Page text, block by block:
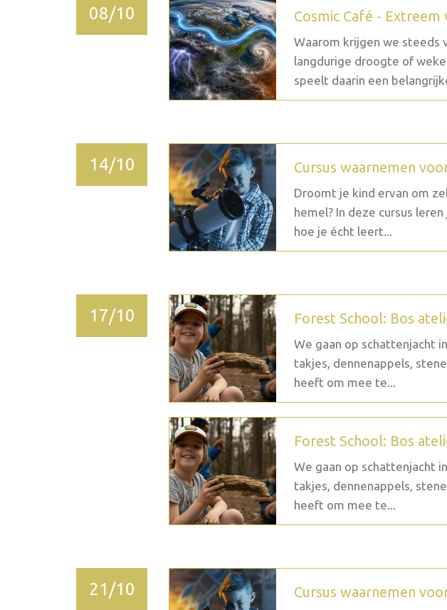
08/10 Cosmic Café -
Waarom krijgen we
langdurige droogte of
speelt daarin een
14/10 Cursus waarnemen
Droomt je kind ervan om
hemel? In deze cursus
hoe je écht leert...
17/10 Forest School: Bos
We gaan op schattenjacht
takjes, dennenappels,
heeft om mee te...
Forest School: Bos
We gaan op schattenjacht
takjes, dennenappels,
heeft om mee te...
21/10 Cursus waarnemen